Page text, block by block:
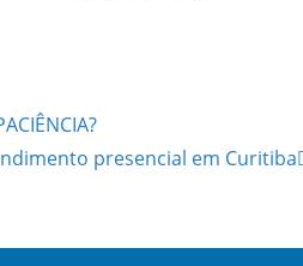
presencial em Curitiba